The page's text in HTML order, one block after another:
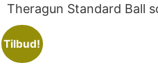
Theragun Standard Ball
Tilbud!